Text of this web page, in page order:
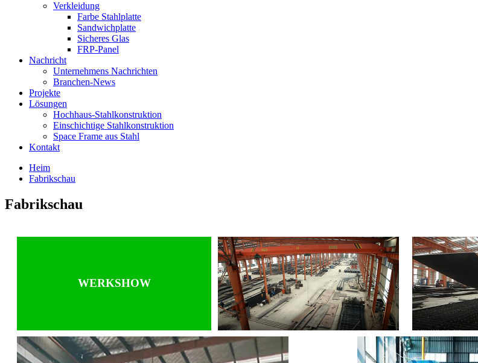
Verkleidung
Farbe Stahlplatte
Sandwichplatte
Sicheres Glas
FRP-Panel
Nachricht
Unternehmens Nachrichten
Branchen-News
Projekte
Lösungen
Hochhaus-Stahlkonstruktion
Einschichtige Stahlkonstruktion
Space Frame aus Stahl
Kontakt
Heim
Fabrikschau
Fabrikschau
WERKSHOW